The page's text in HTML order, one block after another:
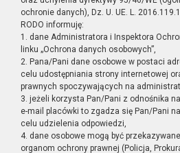
ochronie danych), Dz. U. UE. L.
RODO informuję:
1. dane Administratora i Inspektora
linku „Ochrona danych osobowych”,
2. Pana/Pani dane osobowe w postaci
celu udostępniania strony internetowej
prawnych spoczywających na
3. jeżeli korzysta Pan/Pani z odnośnika
e-mail placówki to zgadza się Pan/Pani
celu udzielenia odpowiedzi,
4. dane osobowe mogą być
organom ochrony prawnej (Policja,